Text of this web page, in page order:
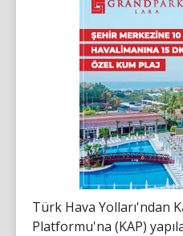
Türk Hava Yolları'ndan
Platformu'na (KAP)